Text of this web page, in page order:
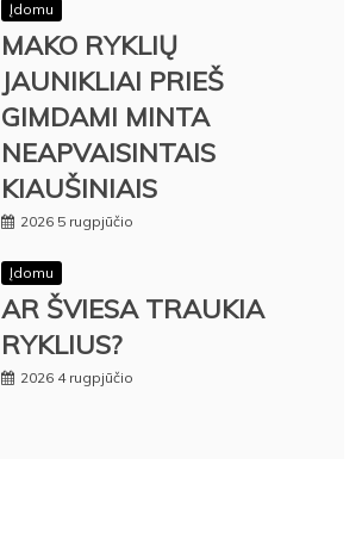
Įdomu
MAKO RYKLIŲ
JAUNIKLIAI PRIEŠ
GIMDAMI MINTA
NEAPVAISINTAIS
KIAUŠINIAIS
2026 5 rugpjūčio
Įdomu
AR ŠVIESA TRAUKIA
RYKLIUS?
2026 4 rugpjūčio